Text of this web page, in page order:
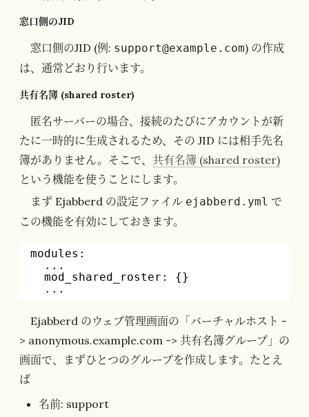
窓口側のJID
窓口側のJID (例: support@example.com) の作成
は、通常どおり行います。
共有名簿 (shared roster)
匿名サーバーの場合、接続のたびにアカウントが新
たに一時的に生成されるため、その JID には相手先名
簿がありません。そこで、 共有名簿 (shared roster)
という機能を使うことにします。
まず Ejabberd の設定ファイル ejabberd.yml で
この機能を有効にしておきます。
modules:
...
mod_shared_roster: {}
...
Ejabberd のウェブ管理画面の「バーチャルホスト -
> anonymous.example.com -> 共有名簿グループ」の
画面で、まずひとつのグループを作成します。たとえ
ば
名前: support